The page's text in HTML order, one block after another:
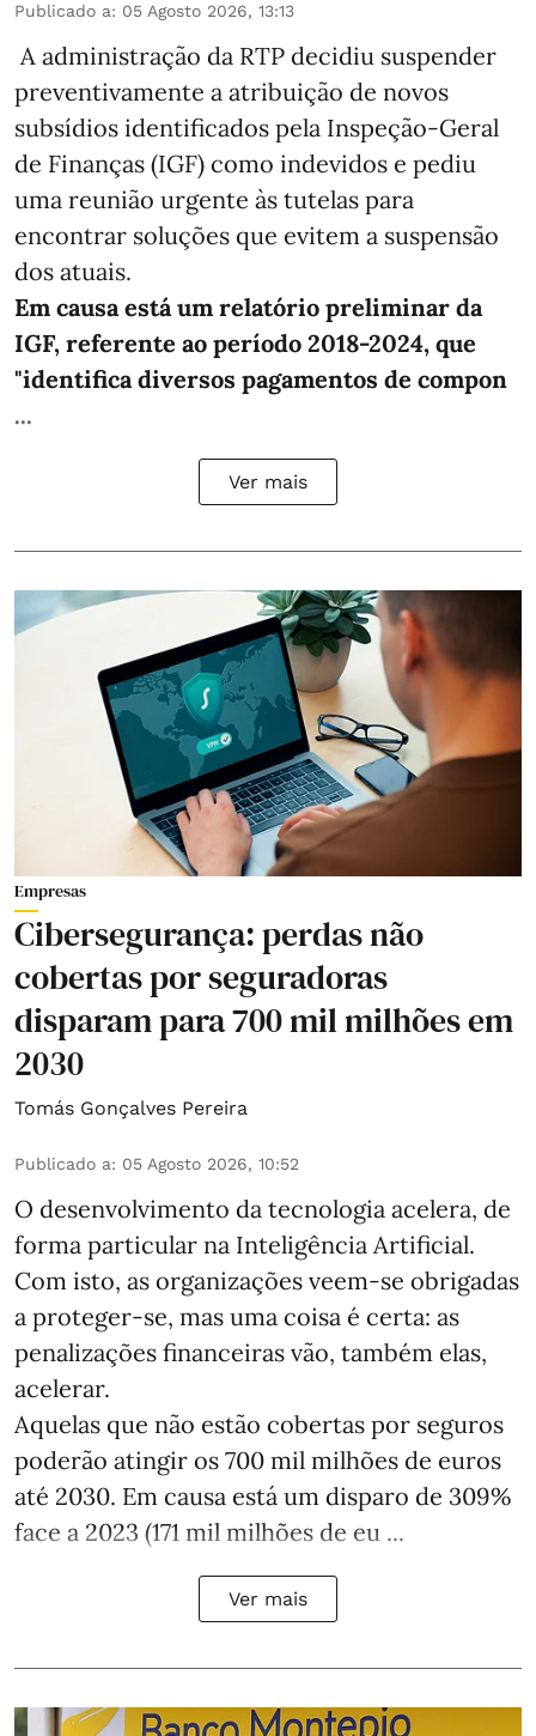
Publicado a: 05 Agosto 2026, 13:13
A administração da RTP decidiu suspender
preventivamente a atribuição de novos
subsídios identificados pela Inspeção-Geral
de Finanças (IGF) como indevidos e pediu
uma reunião urgente às tutelas para
encontrar soluções que evitem a suspensão
dos atuais.
Em causa está um relatório preliminar da
IGF, referente ao período 2018-2024, que
"identifica diversos pagamentos de compon
...
Ver mais
Empresas
Cibersegurança: perdas não
cobertas por seguradoras
disparam para 700 mil milhões em
2030
Tomás Gonçalves Pereira
Publicado a: 05 Agosto 2026, 10:52
O desenvolvimento da tecnologia acelera, de
forma particular na Inteligência Artificial.
Com isto, as organizações veem-se obrigadas
a proteger-se, mas uma coisa é certa: as
penalizações financeiras vão, também elas,
acelerar.
Aquelas que não estão cobertas por seguros
poderão atingir os 700 mil milhões de euros
até 2030. Em causa está um disparo de 309%
face a 2023 (171 mil milhões de eu ...
Ver mais